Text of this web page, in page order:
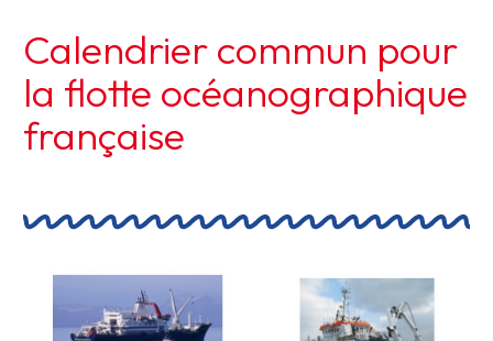
Calendrier commun pour
la flotte océanographique
française